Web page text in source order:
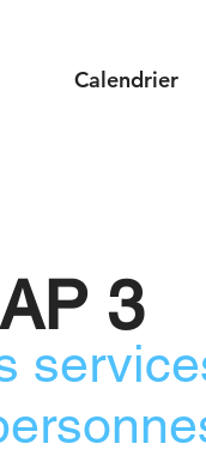
Calendrier
3